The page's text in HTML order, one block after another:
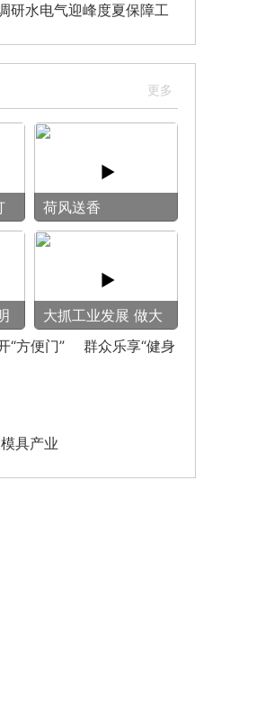
研水电气迎峰度夏保障工
荷风送香
大抓工业发展 做大
模具产业
“方便门” 群众乐享“健身
具产业